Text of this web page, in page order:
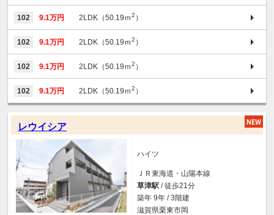
102 9.1万円 2LDK（50.19ｍ2 ）
102 9.1万円 2LDK（50.19ｍ2 ）
102 9.1万円 2LDK（50.19ｍ2 ）
102 9.1万円 2LDK（50.19ｍ2 ）
レウイシア
ハイツ
ＪＲ東海道・山陽本線
草津駅 / 徒歩21分
築年 9年 / 3階建
滋賀県栗東市岡